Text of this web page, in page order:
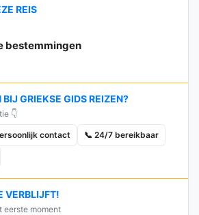
REIS
bestemmingen
GRIEKSE GIDS REIZEN?
👇
contact 📞 24/7 bereikbaar
VERBLIJFT!
eerste moment